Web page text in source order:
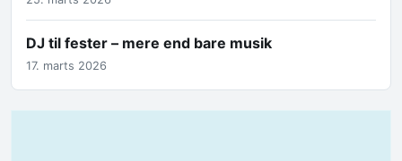
DJ til fester – mere end bare musik
17. marts 2026